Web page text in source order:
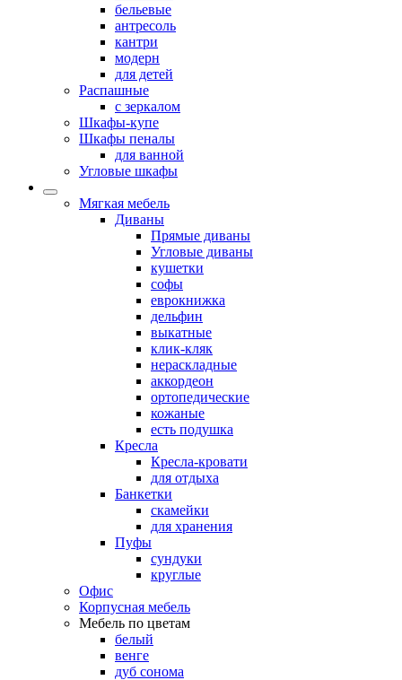
бельевые
антресоль
кантри
модерн
для детей
Распашные
с зеркалом
Шкафы-купе
Шкафы пеналы
для ванной
Угловые шкафы
Мягкая мебель
Диваны
Прямые диваны
Угловые диваны
кушетки
софы
еврокнижка
дельфин
выкатные
клик-кляк
нераскладные
аккордеон
ортопедические
кожаные
есть подушка
Кресла
Кресла-кровати
для отдыха
Банкетки
скамейки
для хранения
Пуфы
сундуки
круглые
Офис
Корпусная мебель
Мебель по цветам
белый
венге
дуб сонома